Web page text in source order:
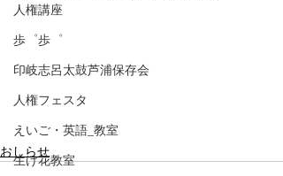
人権講座
歩゜歩゜
印岐志呂太鼓芦浦保存会
人権フェスタ
えいご・英語_教室
生け花教室
おしらせ